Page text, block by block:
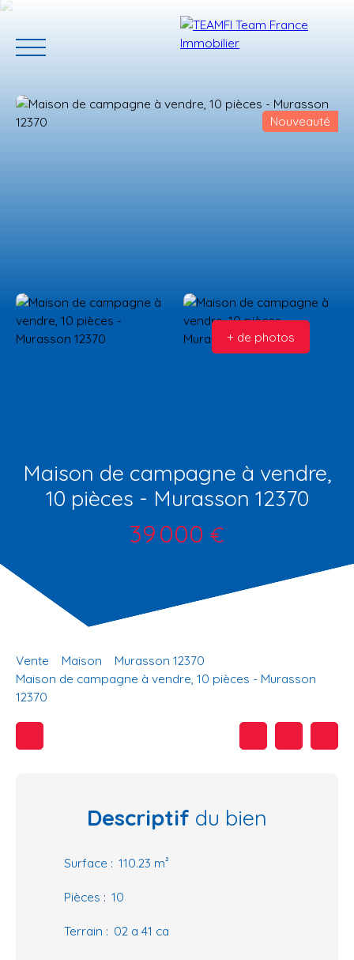
Estimation
Nouveauté
+ de photos
Maison de campagne à vendre,
10 pièces - Murasson 12370
39 000 €
Vente Maison
Murasson 12370
Maison de campagne à vendre, 10 pièces - Murasson
12370
Descriptif du bien
Surface : 110.23 m²
Pièces : 10
Terrain : 02 a 41 ca